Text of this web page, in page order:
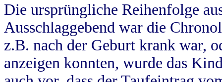
Die ursprüngliche Reihenfolge
Ausschlaggebend war die
z.B. nach der Geburt krank war,
anzeigen konnten, wurde das